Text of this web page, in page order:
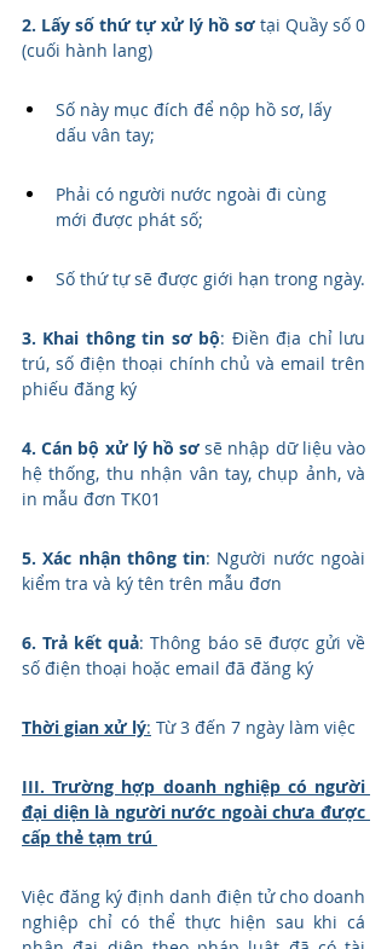
2. Lấy số thứ tự xử lý hồ sơ tại Quầy số 0
(cuối hành lang)
Số này mục đích để nộp hồ sơ, lấy
dấu vân tay;
Phải có người nước ngoài đi cùng
mới được phát số;
Số thứ tự sẽ được giới hạn trong ngày.
3. Khai thông tin sơ bộ: Điền địa chỉ lưu
trú, số điện thoại chính chủ và email trên
phiếu đăng ký
4. Cán bộ xử lý hồ sơ sẽ nhập dữ liệu vào
hệ thống, thu nhận vân tay, chụp ảnh, và
in mẫu đơn TK01
5. Xác nhận thông tin: Người nước ngoài
kiểm tra và ký tên trên mẫu đơn
6. Trả kết quả: Thông báo sẽ được gửi về
số điện thoại hoặc email đã đăng ký
Thời gian xử lý: Từ 3 đến 7 ngày làm việc
III. Trường hợp doanh nghiệp có người
đại diện là người nước ngoài chưa được
cấp thẻ tạm trú
Việc đăng ký định danh điện tử cho doanh
nghiệp chỉ có thể thực hiện sau khi cá